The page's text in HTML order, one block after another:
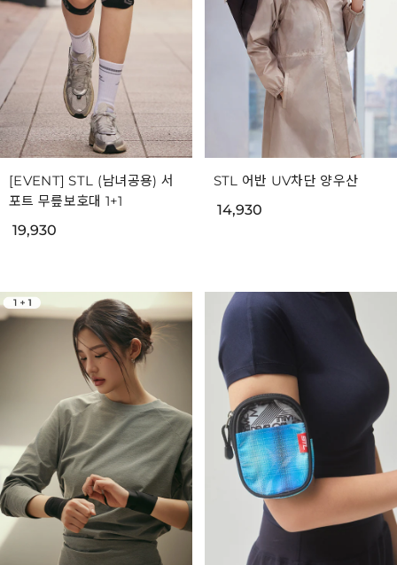
[EVENT] STL (남녀공용) 서
포트 무릎보호대 1+1
19,930
STL 어반 UV차단 양우산
14,930